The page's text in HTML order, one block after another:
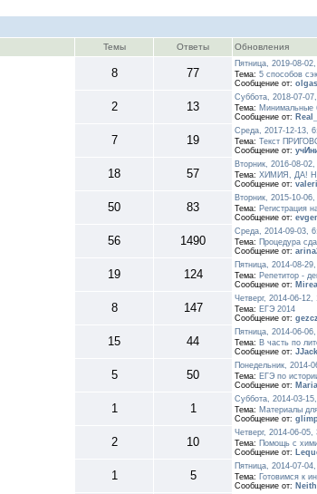
Темы Ответы Обновления
8 77
Пятница, 2019-08-
Тема: 5 способов
Сообщение от:
2 13
Суббота, 2018-07-
Тема: Минимальные
Сообщение от:
7 19
Среда, 2017-12-13,
Тема: Текст
Сообщение от:
18 57
Вторник, 2016-08-
Тема: ХИМИЯ, ДА!
Сообщение от:
50 83
Вторник, 2015-10-
Тема: Регистрация
Сообщение от:
56 1490
Среда, 2014-09-03,
Тема: Процедура
Сообщение от:
19 124
Пятница, 2014-08-
Тема: Репетитор -
Сообщение от: Mirea
8 147
Четверг, 2014-06-12,
Тема: ЕГЭ 2014
Сообщение от:
15 44
Пятница, 2014-06-
Тема: B часть по
Сообщение от:
5 50
Понедельник, 2014-
Тема: ЕГЭ по
Сообщение от:
1 1
Суббота, 2014-03-
Тема: Материалы
Сообщение от:
2 10
Четверг, 2014-06-05,
Тема: Помощь с
Сообщение от:
1 5
Пятница, 2014-07-
Тема: Готовимся к
Сообщение от: Neith